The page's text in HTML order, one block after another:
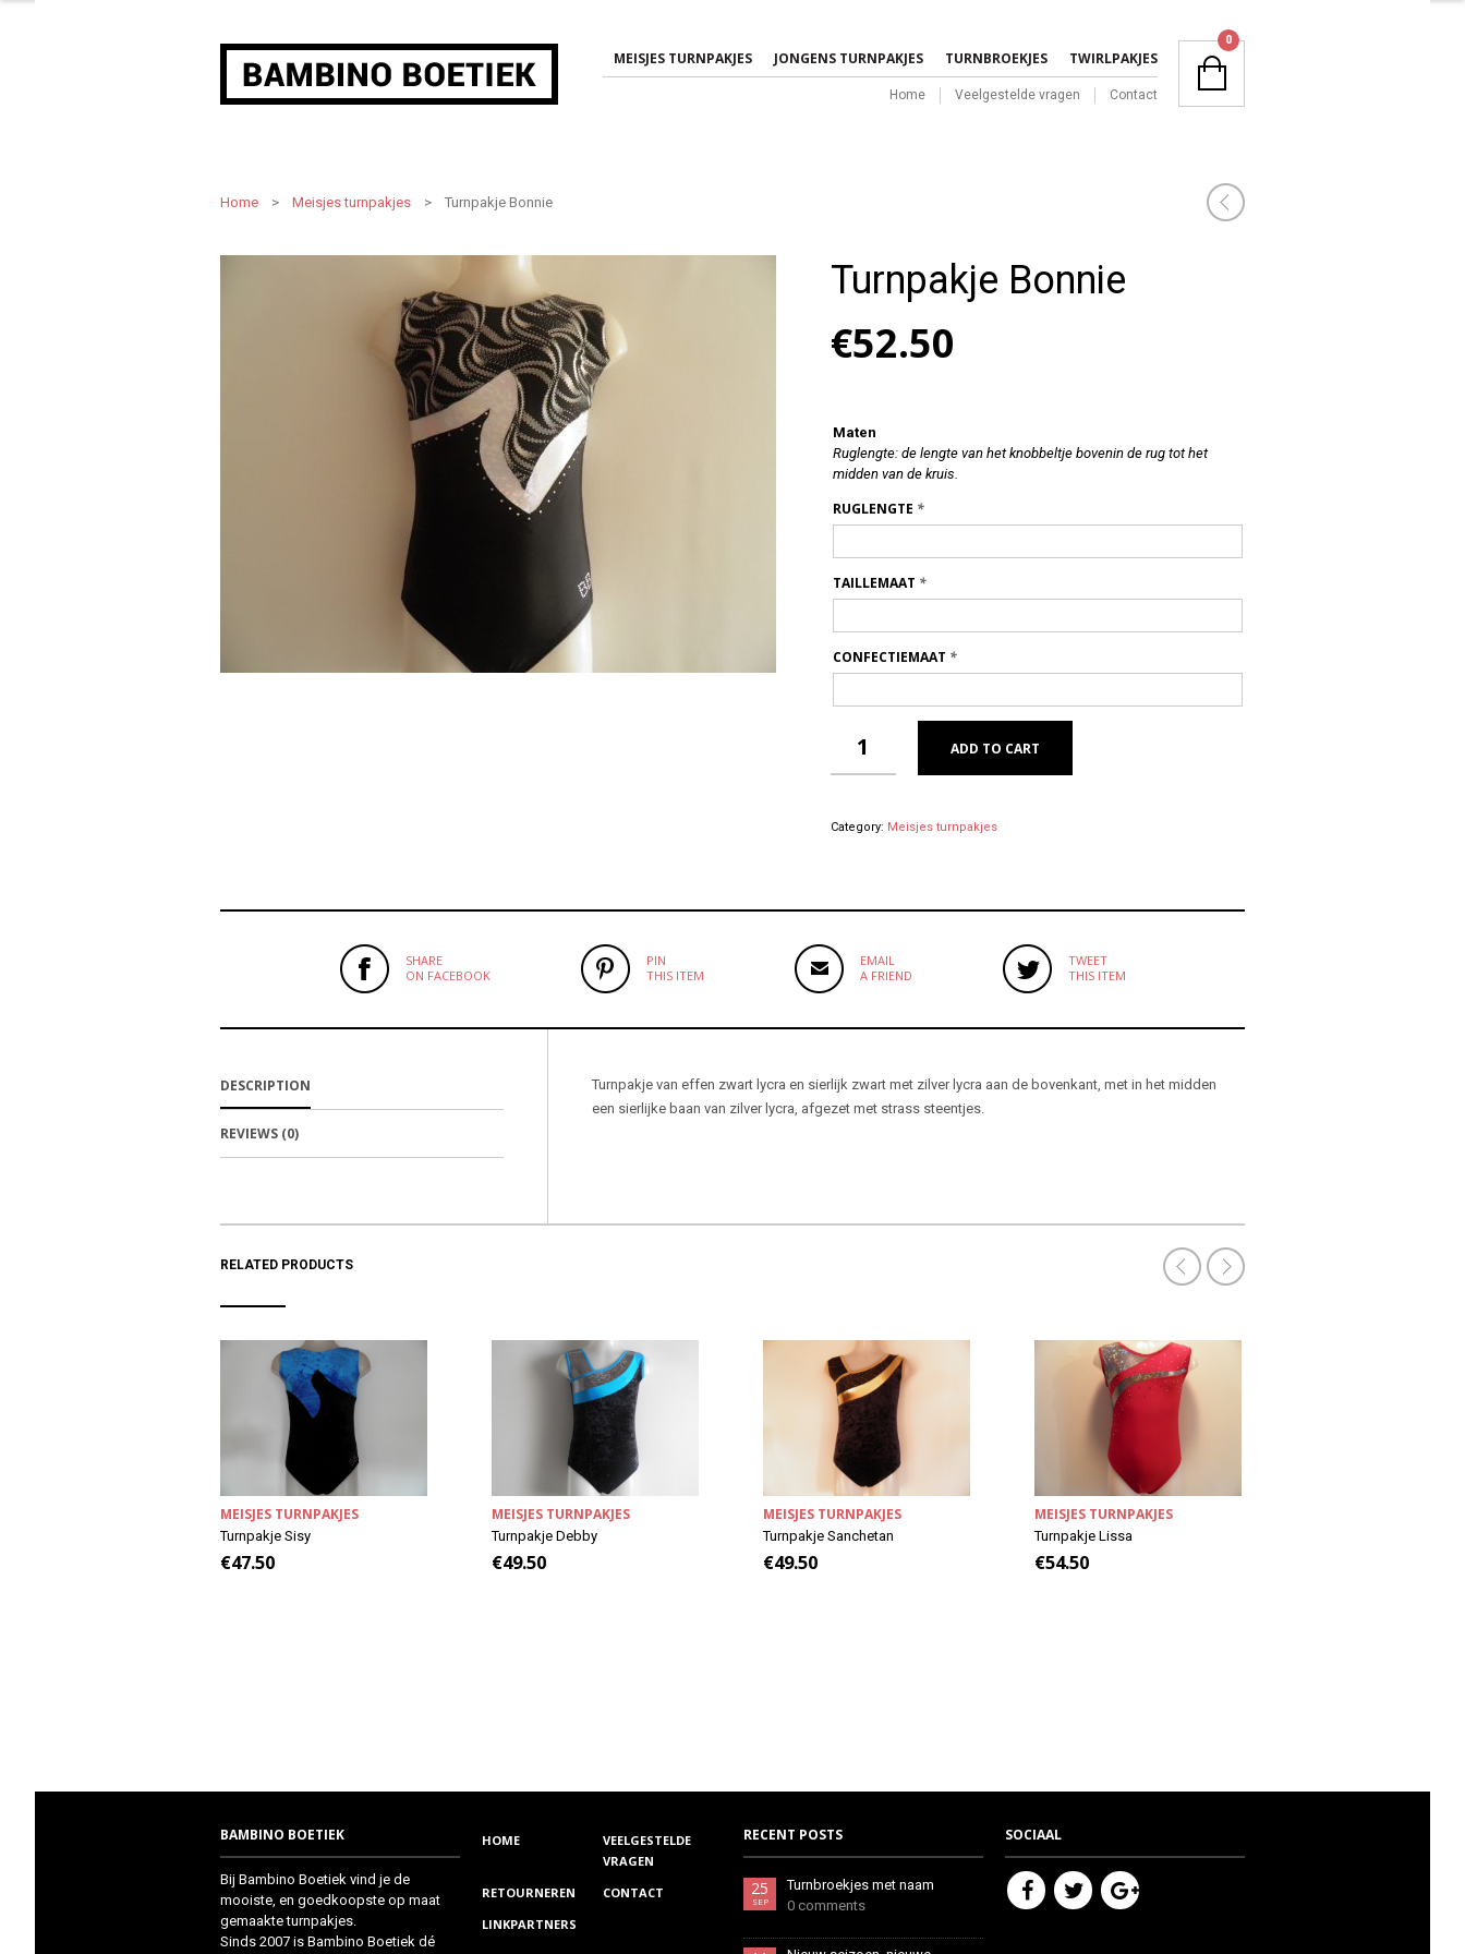
MEISJES TURNPAKJES JONGENS TURNPAKJES TURNBROEKJES TWIRLPAKJES
Home Veelgestelde vragen Contact
0
Home > Meisjes turnpakjes > Turnpakje Bonnie
Turnpakje Bonnie
€52.50
Maten
Ruglengte: de lengte van het knobbeltje bovenin de rug tot het
midden van de kruis.
RUGLENGTE *
TAILLEMAAT *
CONFECTIEMAAT *
ADD TO CART
Category: Meisjes turnpakjes
SHARE
ON FACEBOOK
PIN
THIS ITEM
EMAIL
A FRIEND
TWEET
THIS ITEM
DESCRIPTION
REVIEWS (0)
Turnpakje van effen zwart lycra en sierlijk zwart met zilver lycra aan de bovenkant, met in het midden
een sierlijke baan van zilver lycra, afgezet met strass steentjes.
RELATED PRODUCTS
MEISJES TURNPAKJES
Turnpakje Sisy
€47.50
MEISJES TURNPAKJES
Turnpakje Debby
€49.50
MEISJES TURNPAKJES
Turnpakje Sanchetan
€49.50
MEISJES TURNPAKJES
Turnpakje Lissa
€54.50
BAMBINO BOETIEK
Bij Bambino Boetiek vind je de
mooiste, en goedkoopste op maat
gemaakte turnpakjes.
Sinds 2007 is Bambino Boetiek dé
HOME
VEELGESTELDE
VRAGEN
RETOURNEREN
CONTACT
LINKPARTNERS
RECENT POSTS
25
SEP
Turnbroekjes met naam
0 comments
SOCIAAL